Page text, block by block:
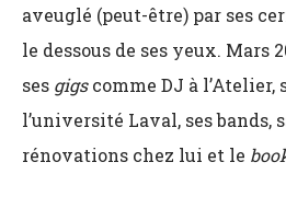
aveuglé (peut-être) par ses
le dessous de ses yeux. Mars
ses gigscomme DJ à l’Atelier,
l’université Laval, ses bands,
rénovations chez lui et le